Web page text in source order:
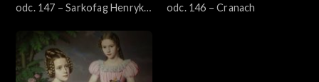
odc. 147 – Sarkofag Henryka
odc. 146 – Cranach